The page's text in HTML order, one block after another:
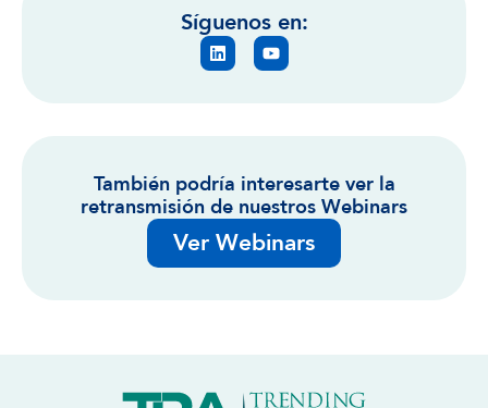
Síguenos en:
También podría interesarte ver la
retransmisión de nuestros Webinars
Ver Webinars